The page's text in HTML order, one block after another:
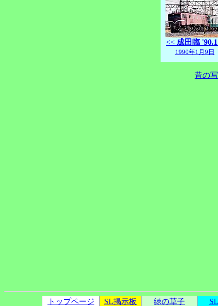
<< 成田臨
1990年1月9日
昔の
トップページ SL掲示板 緑の草子